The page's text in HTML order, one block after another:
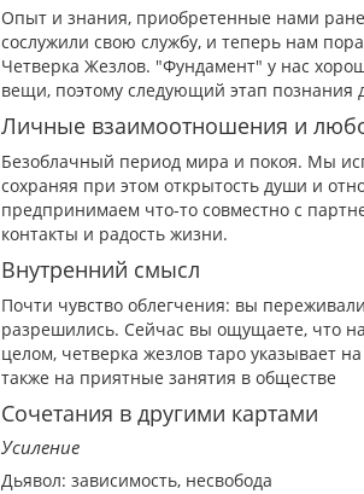
Опыт и знания, приобретенные нами
сослужили свою службу, и теперь нам
Четверка Жезлов. "Фундамент" у нас
вещи, поэтому следующий этап познания
Личные взаимоотношения и
Безоблачный период мира и покоя. Мы
сохраняя при этом открытость души и
предпринимаем что-то совместно с
контакты и радость жизни.
Внутренний смысл
Почти чувство облегчения: вы
разрешились. Сейчас вы ощущаете, что
целом, четверка жезлов таро указывает
также на приятные занятия в обществе
Сочетания в другими картами
Усиление
Дьявол: зависимость, несвобода